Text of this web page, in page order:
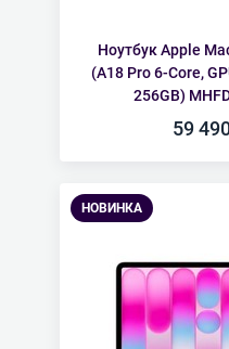
Ноутбук Apple
(A18 Pro 6-Core,
256GB)
59
НОВИНКА